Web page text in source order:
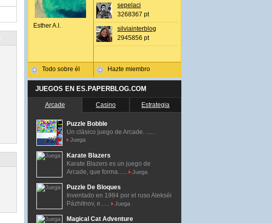
Esther A.l.
Todo sobre él
sepelaci
3268367 pt
silviainterblog
2945856 pt
Hazte miembro
JUEGOS EN ES.PAPERBLOG.COM
Arcade Casino Estrategia
Puzzle Bobble
Un clásico juego de Arcade. ......
Juega
Karate Blazers
Karate Blazers es un juego de
Arcade, que forma......
Juega
Puzzle De Bloques
Inventado en 1984 por el ruso Alekséi
Pázhitnov, e......
Juega
Magical Cat Adventure